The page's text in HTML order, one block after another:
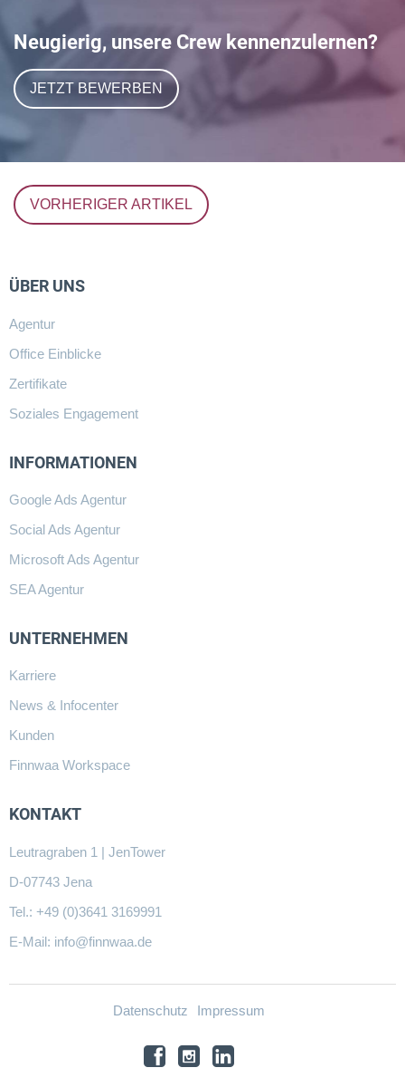
Neugierig, unsere Crew kennenzulernen?
JETZT BEWERBEN
VORHERIGER ARTIKEL
ÜBER UNS
Agentur
Office Einblicke
Zertifikate
Soziales Engagement
INFORMATIONEN
Google Ads Agentur
Social Ads Agentur
Microsoft Ads Agentur
SEA Agentur
UNTERNEHMEN
Karriere
News & Infocenter
Kunden
Finnwaa Workspace
KONTAKT
Leutragraben 1 | JenTower
D-07743 Jena
Tel.: +49 (0)3641 3169991
E-Mail: info@finnwaa.de
Datenschutz Impressum